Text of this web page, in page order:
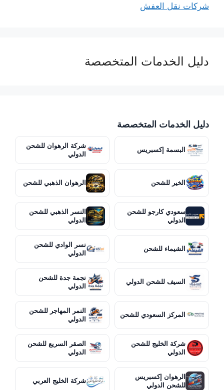
شركات نقل العفش
دليل الخدمات المتخصصة
دليل الخدمات المتخصصة
البسمة إكسبريس
شركة الرهوان للشحن
الدولي
الخير للشحن الرهوان الذهبي للشحن
سعودي كارجو للشحن
الدولي
النسر الذهبي للشحن
الدولي
الشيماء للشحن
نسر الوادي للشحن
الدولي
السيف للشحن الدولي
نجمة جدة للشحن
الدولي
المركز السعودي للشحن
النمر المهاجر للشحن
الدولي
شركة الخليج للشحن
الدولي
الصقر السريع للشحن
الدولي
الرهوان إكسبريس
للشحن الدولي
شركة الخليج العربي